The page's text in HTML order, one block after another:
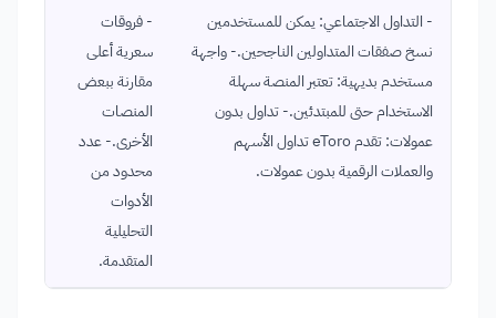
- التداول الاجتماعي: يمكن للمستخدمين
نسخ صفقات المتداولين الناجحين.- واجهة
مستخدم بديهية: تعتبر المنصة سهلة
الاستخدام حتى للمبتدئين.- تداول بدون
عمولات: تقدم eToro تداول الأسهم
والعملات الرقمية بدون عمولات.
- فروقات
سعرية أعلى
مقارنة ببعض
المنصات
الأخرى.- عدد
محدود من
الأدوات
التحليلية
المتقدمة.